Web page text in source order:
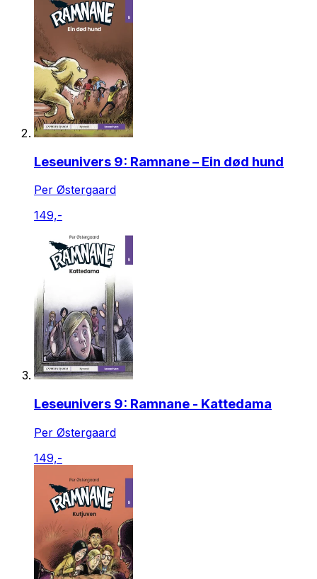
Leseunivers 9: Ramnane – Ein død hund
Per Østergaard
149,-
Leseunivers 9: Ramnane - Kattedama
Per Østergaard
149,-